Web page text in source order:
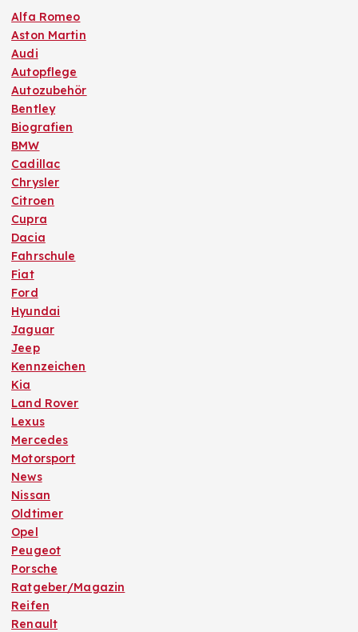
Alfa Romeo
Aston Martin
Audi
Autopflege
Autozubehör
Bentley
Biografien
BMW
Cadillac
Chrysler
Citroen
Cupra
Dacia
Fahrschule
Fiat
Ford
Hyundai
Jaguar
Jeep
Kennzeichen
Kia
Land Rover
Lexus
Mercedes
Motorsport
News
Nissan
Oldtimer
Opel
Peugeot
Porsche
Ratgeber/Magazin
Reifen
Renault